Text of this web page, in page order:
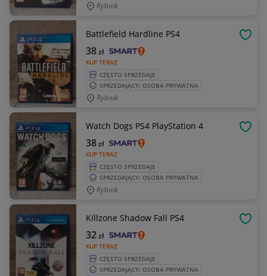
Rybnik
Battlefield Hardline PS4
KUP TERAZ
38zł
CZĘSTO SPRZEDAJE
SPRZEDAJĄCY: OSOBA PRYWATNA
Rybnik
Watch Dogs PS4 PlayStation 4
KUP TERAZ
38zł
CZĘSTO SPRZEDAJE
SPRZEDAJĄCY: OSOBA PRYWATNA
Rybnik
Killzone Shadow Fall PS4
KUP TERAZ
32zł
CZĘSTO SPRZEDAJE
SPRZEDAJĄCY: OSOBA PRYWATNA